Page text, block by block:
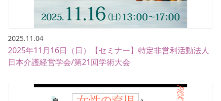
2025.11.04
2025年11月16日（日）【セミナー】特定非営利活動法人
日本介護経営学会/第21回学術大会